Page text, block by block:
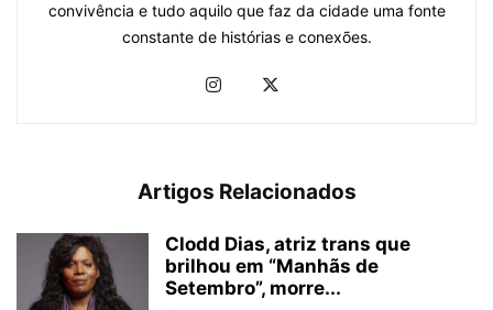
convivência e tudo aquilo que faz da cidade uma fonte
constante de histórias e conexões.
Artigos Relacionados
Clodd Dias, atriz trans que
brilhou em “Manhãs de
Setembro”, morre...